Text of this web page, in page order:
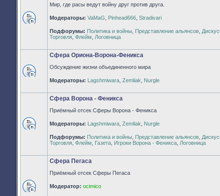
непрочитанных
сообщений
Мир, где расы ведут войну друг против друга.
Модераторы: VaMaG Pinhead666 Stradivari
Подфорумы: Политика и войны Представление альянсов
Торговля Флейм Логовница
Нет
непрочитанных
Сфера Ориона-Ворона-Феникса
Обсуждение жизни объединенного мира
Модераторы: Lagshmiwara Zemliak Nurgle
непрочитанных
сообщений
Сфера Ворона - Феникса
Приёмный отсек Сферы Ворона - Феникса
Модераторы: Lagshmiwara Zemliak Nurgle
Подфорумы: Политика и войны Представление альянсов
Торговля Флейм Газета Игроки Ворона - Феникса Логовница
Сфера Пегаса
Приёмный отсек Сферы Пегаса
Модератор: ocimico